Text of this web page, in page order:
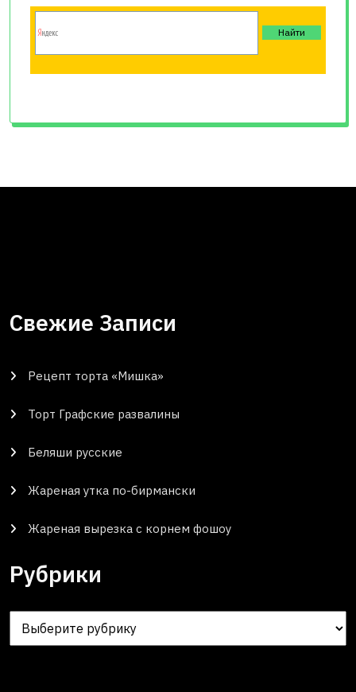
Свежие Записи
Рецепт торта «Мишка»
Торт Графские развалины
Беляши русские
Жареная утка по-бирмански
Жареная вырезка с корнем фошоу
Рубрики
Рубрики